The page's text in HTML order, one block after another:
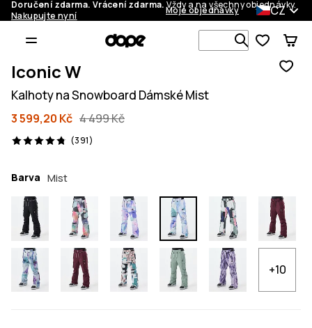
Doručení zdarma. Vrácení zdarma.Vždy a na všechny objednávky.
Nakupujte nyní
Moje objednávky CZ
Vyhledávej
Iconic W
Kalhoty na Snowboard Dámské Mist
3 599,20 Kč 4 499 Kč
(391)
391 recenze, 4.8/5
Barva Mist
+10